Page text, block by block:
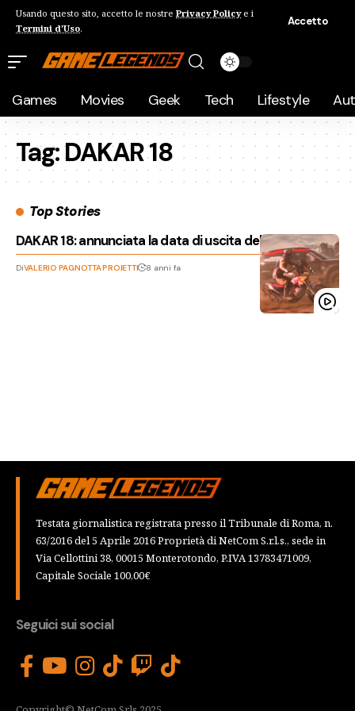
Usando questo sito, accetto le nostre Privacy Policye i
Termini d'Uso.
Accetto
Games Movies Geek Tech Lifestyle
Tag:DAKAR 18
Top Stories
DAKAR 18: annunciata la data di uscita del gioco
DiVALERIO PAGNOTTA PROIETTI 8 anni fa
Testata giornalistica registrata presso il Tribunale di Roma, n.
63/2016 del 5 Aprile 2016 Proprietà di NetCom S.r.l.s., sede in
Via Cellottini 38, 00015 Monterotondo, P.IVA 13783471009,
Capitale Sociale 100,00€
Seguici sui social